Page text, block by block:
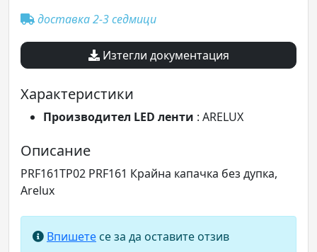
доставка 2-3 седмици
Изтегли документация
Характеристики
Производител LED ленти : ARELUX
Описание
PRF161TP02 PRF161 Крайна капачка без дупка,
Arelux
Впишете се за да оставите отзив